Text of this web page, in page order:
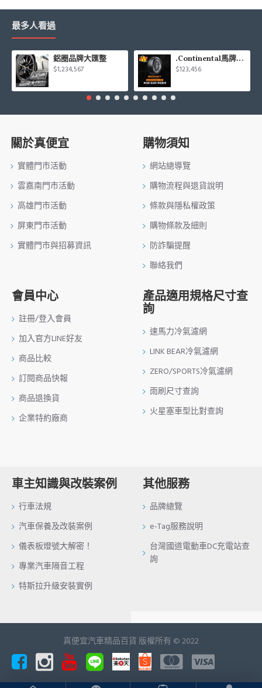
最多人看過
鋁圈品牌大匯整
$1,234,567
.Continental馬牌CCK輪胎特價專區
$123,456
關於真便宜
實體門市活動
雲嘉南門市活動
高雄門市活動
屏東門市活動
實體門市與招募資訊
購物須知
網站總導覽
購物流程與退貨說明
條款與隱私權政策
購物條款及細則
防詐騙提醒
聯絡我們
會員中心
註冊/登入會員
加入官方LINE好友
商品比較
訂閱商品快報
商品退換貨
企業特約廠商
產品適用規格尺寸查
詢
速馬力冷氣濾網
LINK BEAR冷氣濾網
ZERO/SPORTS冷氣濾網
雨刷尺寸查詢
火星塞車型比對查詢
車主知識與改裝案例
行車法規
汽車保養及改裝案例
儀表板燈號大解密！
專業汽車隔音工程
特斯拉升級安裝實例
其他服務
品牌總覽
e-Tag服務說明
台灣國道電動車DC充電站查
詢
真便宜汽車精品百貨 版權所有 © 2022